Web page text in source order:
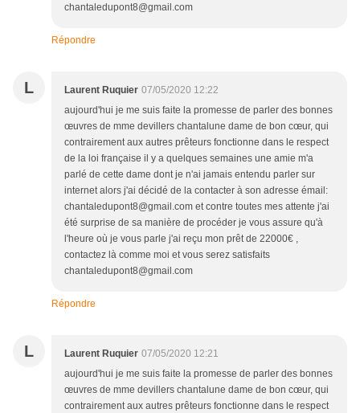
chantaledupont8@gmail.com
Répondre
L Laurent Ruquier 07/05/2020 12:22
aujourd'hui je me suis faite la promesse de parler des bonnes
œuvres de mme devillers chantalune dame de bon cœur, qui
contrairement aux autres prêteurs fonctionne dans le respect
de la loi française il y a quelques semaines une amie m'a
parlé de cette dame dont je n'ai jamais entendu parler sur
internet alors j'ai décidé de la contacter à son adresse émail:
chantaledupont8@gmail.com et contre toutes mes attente j'ai
été surprise de sa manière de procéder je vous assure qu'à
l'heure où je vous parle j'ai reçu mon prêt de 22000€ ,
contactez là comme moi et vous serez satisfaits
chantaledupont8@gmail.com
Répondre
L Laurent Ruquier 07/05/2020 12:21
aujourd'hui je me suis faite la promesse de parler des bonnes
œuvres de mme devillers chantalune dame de bon cœur, qui
contrairement aux autres prêteurs fonctionne dans le respect